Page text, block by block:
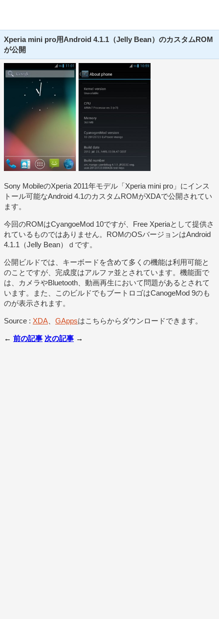
Xperia mini pro用Android 4.1.1（Jelly Bean）のカスタムROM
が公開
Sony MobileのXperia 2011年モデル「Xperia mini pro」にインス
トール可能なAndroid 4.1のカスタムROMがXDAで公開されてい
ます。
今回のROMはCyangoeMod 10ですが、Free Xperiaとして提供さ
れているものではありません。ROMのOSバージョンはAndroid
4.1.1（Jelly Bean）ｄです。
公開ビルドでは、キーボードを含めて多くの機能は利用可能と
のことですが、完成度はアルファ並とされています。機能面で
は、カメラやBluetooth、動画再生において問題があるとされて
います。また、このビルドでもブートロゴはCanogeMod 9のも
のが表示されます。
Source : XDA GAppsはこちらからダウンロードできます。
← 前の記事 次の記事 →